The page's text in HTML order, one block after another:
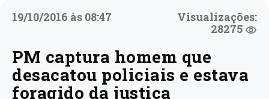
19/10/2016 às 08:47
Visualizações:
28275
PM captura homem que
desacatou policiais e estava
foragido da justiça